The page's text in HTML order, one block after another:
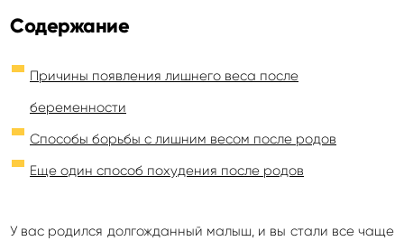
Содержание
Причины появления лишнего веса после
беременности
Способы борьбы с лишним весом после родов
Еще один способ похудения после родов
У вас родился долгожданный малыш, и вы стали все чаще